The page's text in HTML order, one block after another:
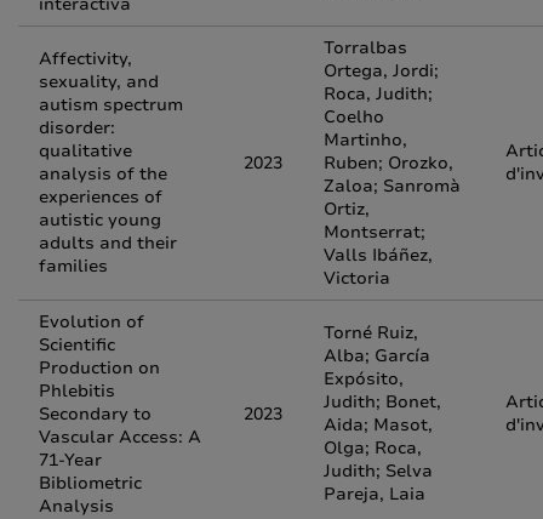
Affectivity,
sexuality, and
autism spectrum
disorder:
qualitative
analysis of the
experiences of
autistic young
adults and their
families
2023
Torralbas
Ortega, Jordi;
Roca, Judith;
Coelho
Martinho,
Ruben; Orozko,
Zaloa; Sanromà
Ortiz,
Montserrat;
Valls Ibáñez,
Victoria
Evolution of
Scientific
Production on
Phlebitis
Secondary to
Vascular Access: A
71-Year
Bibliometric
Analysis
2023
Torné Ruiz,
Alba; García
Expósito,
Judith; Bonet,
Aida; Masot,
Olga; Roca,
Judith; Selva
Pareja, Laia